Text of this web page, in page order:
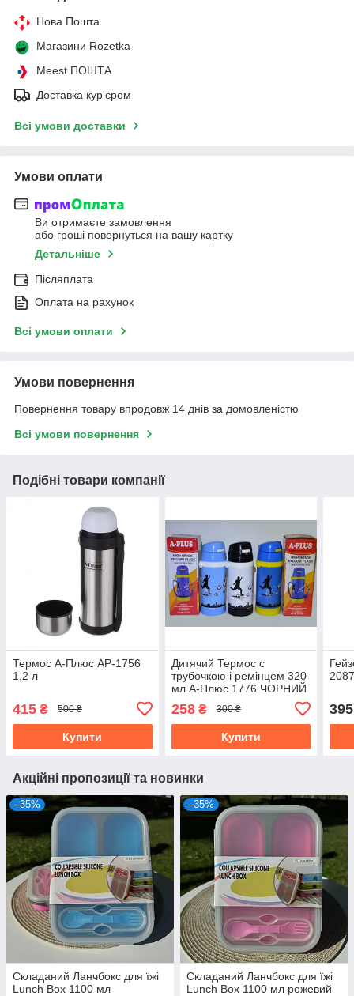
Нова Пошта
Магазини Rozetka
Meest ПОШТА
Доставка кур'єром
Всі умови доставки
Умови оплати
Ви отримаєте замовлення
або гроші повернуться на вашу картку
Детальніше
Післяплата
Оплата на рахунок
Всі умови оплати
Умови повернення
Повернення товару впродовж 14 днів за домовленістю
Всі умови повернення
Подібні товари компанії
Термос А-Плюс AP-1756
1,2 л
415 ₴ 500 ₴
Купити
Дитячий Термос с
трубочкою і ремінцем 320
мл А-Плюс 1776 ЧОРНИЙ
258₴ 300 ₴
Купити
395
Акційні пропозиції та новинки
–35%
Складаний Ланчбокс для їжі
Lunch Box 1100 мл
–35%
Складаний Ланчбокс для їжі
Lunch Box 1100 мл рожевий